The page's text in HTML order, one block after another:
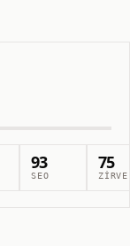
93
SEO
75
ZIRVE